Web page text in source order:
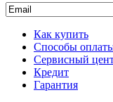
Как купить
Способы
Сервисный
Кредит
Гарантия